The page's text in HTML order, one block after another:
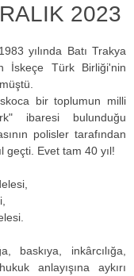
2023
yılında Batı Trakya
İskeçe Türk Birliği'nin
bir toplumun milli
ibaresi bulunduğu
polisler tarafından
geçti. Evet tam 40 yıl!
baskıya, inkârcılığa,
anlayışına aykırı